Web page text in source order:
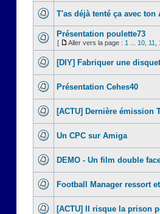
T'as déjà tenté ça avec ton
Présentation poulette73
[ Aller vers la page : 1 10 11
[DIY] Fabriquer une
Présentation Cehes40
[ACTU] Dernière émission
Un CPC sur Amiga
DEMO - Un film double
Football Manager ressort
[ACTU] Il risque la prison